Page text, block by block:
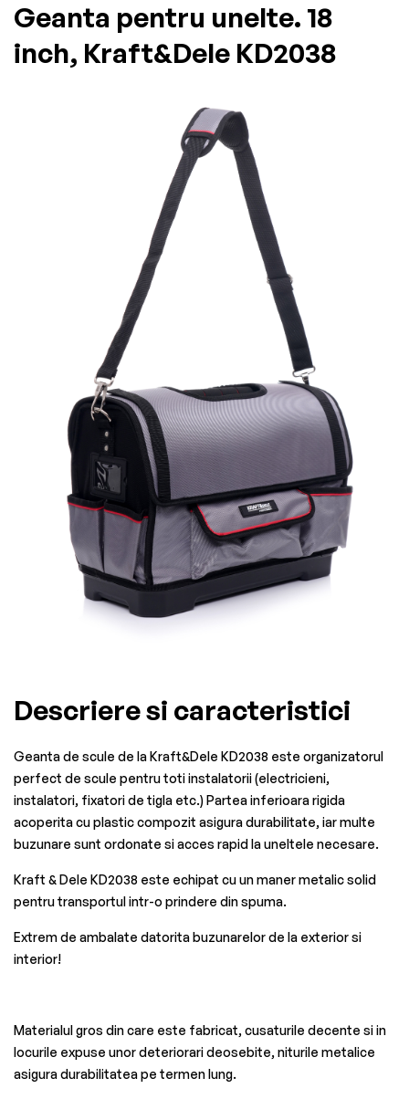
Geanta pentru unelte. 18
inch, Kraft&Dele KD2038
Descriere si caracteristici
Geanta de scule de la Kraft&Dele KD2038 este organizatorul
perfect de scule pentru toti instalatorii (electricieni,
instalatori, fixatori de tigla etc.) Partea inferioara rigida
acoperita cu plastic compozit asigura durabilitate, iar multe
buzunare sunt ordonate si acces rapid la uneltele necesare.
Kraft & Dele KD2038 este echipat cu un maner metalic solid
pentru transportul intr-o prindere din spuma.
Extrem de ambalate datorita buzunarelor de la exterior si
interior!
Materialul gros din care este fabricat, cusaturile decente si in
locurile expuse unor deteriorari deosebite, niturile metalice
asigura durabilitatea pe termen lung.